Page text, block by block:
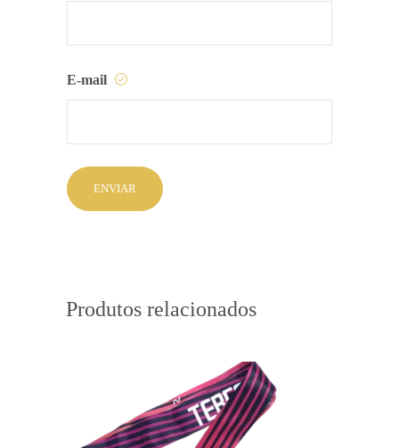
E-mail
Produtos relacionados